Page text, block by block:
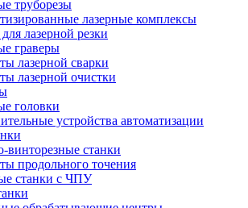
труборезы
лазерные комплексы
лазерной резки
граверы
лазерной сварки
лазерной очистки
головки
устройства автоматизации
винторезные станки
продольного точения
станки с ЧПУ